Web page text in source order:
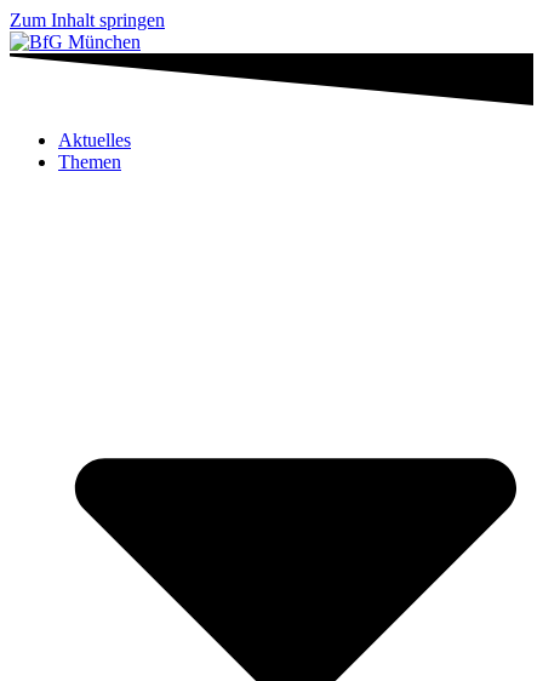
Zum Inhalt springen
Aktuelles
Themen